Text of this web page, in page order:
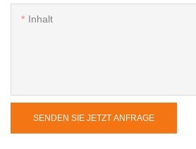
Inhalt
SENDEN SIE JETZT ANFRAGE